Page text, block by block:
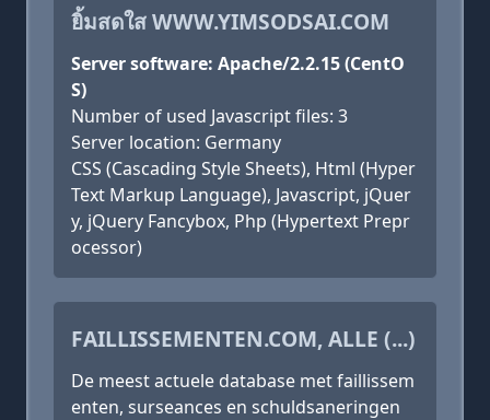
ยิ้มสดใส WWW.YIMSODSAI.COM
Server software: Apache/2.2.15 (CentO
S)
Number of used Javascript files: 3
Server location: Germany
CSS (Cascading Style Sheets), Html (Hyper
Text Markup Language), Javascript, jQuer
y, jQuery Fancybox, Php (Hypertext Prepr
ocessor)
FAILLISSEMENTEN.COM, ALLE (...)
De meest actuele database met faillissem
enten, surseances en schuldsaneringen